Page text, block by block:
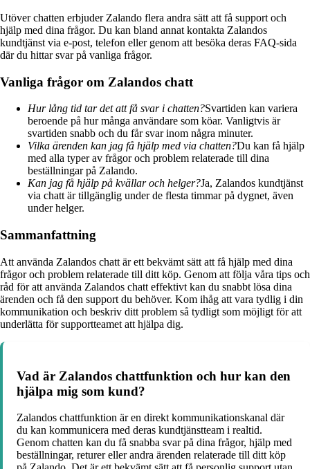
Utöver chatten erbjuder Zalando flera andra sätt att få support och
hjälp med dina frågor. Du kan bland annat kontakta Zalandos
kundtjänst via e-post, telefon eller genom att besöka deras FAQ-sida
där du hittar svar på vanliga frågor.
Vanliga frågor om Zalandos chatt
Hur lång tid tar det att få svar i chatten?Svartiden kan variera
beroende på hur många användare som köar. Vanligtvis är
svartiden snabb och du får svar inom några minuter.
Vilka ärenden kan jag få hjälp med via chatten?Du kan få hjälp
med alla typer av frågor och problem relaterade till dina
beställningar på Zalando.
Kan jag få hjälp på kvällar och helger?Ja, Zalandos kundtjänst
via chatt är tillgänglig under de flesta timmar på dygnet, även
under helger.
Sammanfattning
Att använda Zalandos chatt är ett bekvämt sätt att få hjälp med dina
frågor och problem relaterade till ditt köp. Genom att följa våra tips och
råd för att använda Zalandos chatt effektivt kan du snabbt lösa dina
ärenden och få den support du behöver. Kom ihåg att vara tydlig i din
kommunikation och beskriv ditt problem så tydligt som möjligt för att
underlätta för supportteamet att hjälpa dig.
Vad är Zalandos chattfunktion och hur kan den
hjälpa mig som kund?
Zalandos chattfunktion är en direkt kommunikationskanal där
du kan kommunicera med deras kundtjänstteam i realtid.
Genom chatten kan du få snabba svar på dina frågor, hjälp med
beställningar, returer eller andra ärenden relaterade till ditt köp